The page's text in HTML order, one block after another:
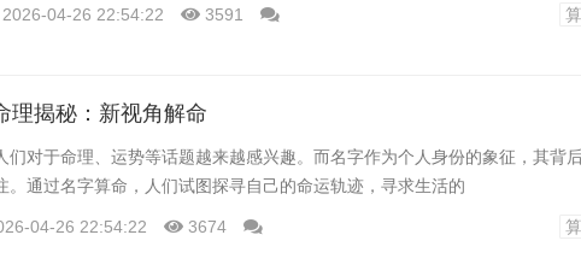
2026-04-26 22:54:22 3591
理揭秘：新视角解命
们对于命理、运势等话题越来越感兴趣。而名字作为个人身份的象征，其背
。通过名字算命，人们试图探寻自己的命运轨迹，寻求生活的
04-26 22:54:22 3674